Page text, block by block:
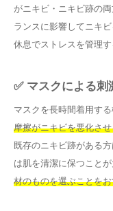
がニキビ・ニキビ跡の
ランスに影響してニキ
休息でストレスを管理す
✅ マスクによる刺
マスクを長時間着用す
摩擦がニキビを悪化さ
既存のニキビ跡がある
は肌を清潔に保つことが
材のものを選ぶことを